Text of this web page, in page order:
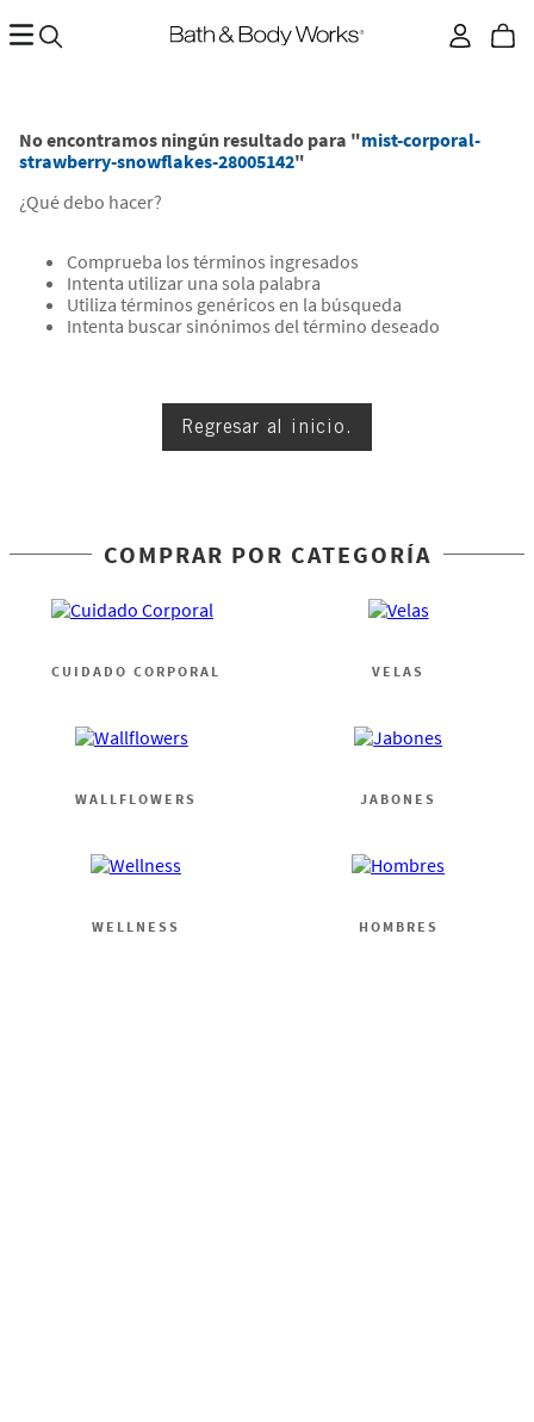
No encontramos ningún resultado para "mist-corporal-
strawberry-snowflakes-28005142"
¿Qué debo hacer?
Comprueba los términos ingresados
Intenta utilizar una sola palabra
Utiliza términos genéricos en la búsqueda
Intenta buscar sinónimos del término deseado
Regresar al inicio.
COMPRAR POR CATEGORÍA
CUIDADO CORPORAL VELAS
WALLFLOWERS JABONES
WELLNESS HOMBRES